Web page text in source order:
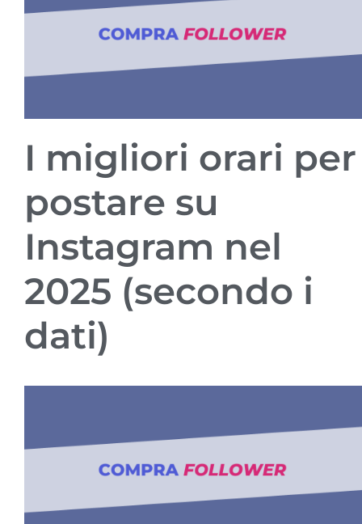
I migliori orari per
postare su
Instagram nel
2025 (secondo i
dati)